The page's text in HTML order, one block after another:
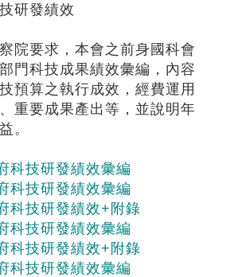
研發績效
院要求，本會之前身國科會
門科技成果績效彙編，內容
預算之執行成效，經費運用
重要成果產出等，並說明年
。
科技研發績效彙編
科技研發績效彙編
科技研發績效+附錄
科技研發績效彙編
科技研發績效+附錄
科技研發績效彙編